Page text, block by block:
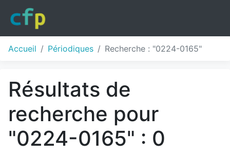
Accueil Périodiques Recherche : "0224-0165"
Résultats de
recherche pour
"0224-0165" : 0